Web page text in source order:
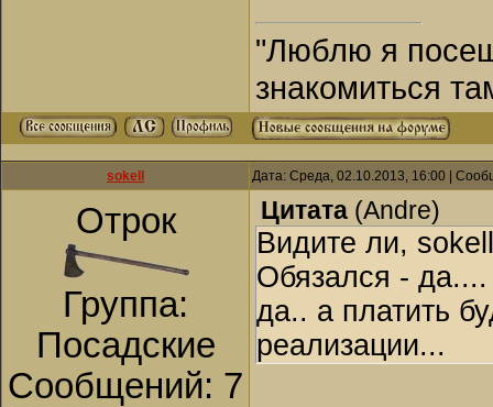
"Люблю я
знакомиться
sokell Дата: Среда, 02.10.2013, 16:00 |
Отрок
Группа:
Посадские
Сообщений: 7
Цитата (Andre)
Видите ли,
Обязался -
да.. а платить
реализации...